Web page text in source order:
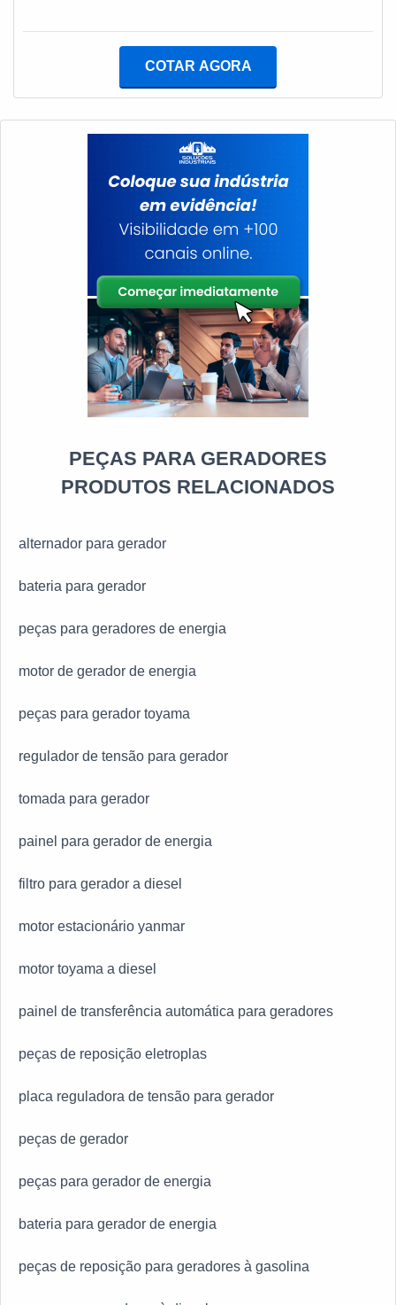
novo.BENEFÍCIOS DO RETROFIT Além do mais, o
possuem vasto conhecimento sobre o assunto. Para
que o gerador seja aproveitado de forma versátil, é
COTAR AGORA
PEÇAS PARA GERADORES
PRODUTOS RELACIONADOS
alternador para gerador
bateria para gerador
peças para geradores de energia
motor de gerador de energia
peças para gerador toyama
regulador de tensão para gerador
tomada para gerador
painel para gerador de energia
filtro para gerador a diesel
motor estacionário yanmar
motor toyama a diesel
painel de transferência automática para geradores
peças de reposição eletroplas
placa reguladora de tensão para gerador
peças de gerador
peças para gerador de energia
bateria para gerador de energia
peças de reposição para geradores à gasolina